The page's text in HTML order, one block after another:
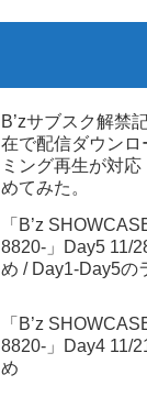
B’zサブスク解禁
在で配信ダウン
ミング再生が対
めてみた。
「B’z
8820-」Day5 11/
め / Day1-Day5の
「B’z
8820-」Day4 11/
め